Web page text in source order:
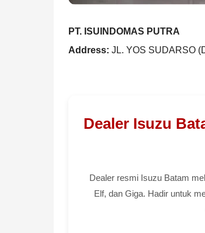
PT. ISUINDOMAS PUTRA
Address: JL. YOS SUDARSO
Dealer Isuzu
Dealer resmi Isuzu Batam
Elf, dan Giga. Hadir untuk